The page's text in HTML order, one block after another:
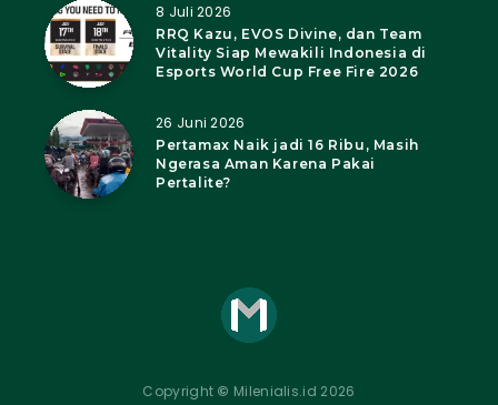
8 Juli 2026
RRQ Kazu, EVOS Divine, dan Team
Vitality Siap Mewakili Indonesia di
Esports World Cup Free Fire 2026
26 Juni 2026
Pertamax Naik jadi 16 Ribu, Masih
Ngerasa Aman Karena Pakai
Pertalite?
Copyright © Milenialis.id 2026